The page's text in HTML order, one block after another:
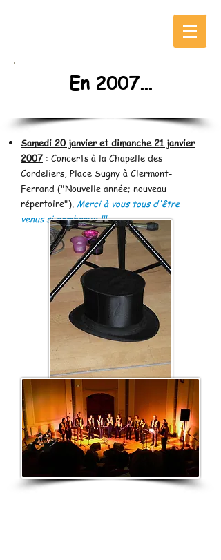
En 2007...
Samedi 20 janvier et dimanche 21 janvier
2007: Concerts à la Chapelle des
Cordeliers, Place Sugny à Clermont-
Ferrand ("Nouvelle année; nouveau
répertoire"). Merci à vous tous d'être
venus si nombreux !!!